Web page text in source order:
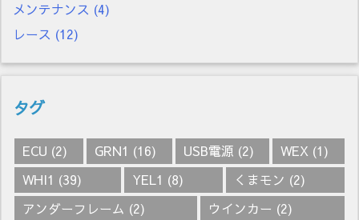
メンテナンス (4)
レース (12)
タグ
ECU (2) GRN1 (16) USB電源 (2) WEX (1)
WHI1 (39) YEL1 (8) くまモン (2)
アンダーフレーム (2) ウインカー (2)